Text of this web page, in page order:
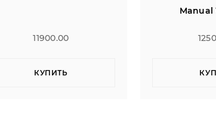
12500.00
КУПИТЬ